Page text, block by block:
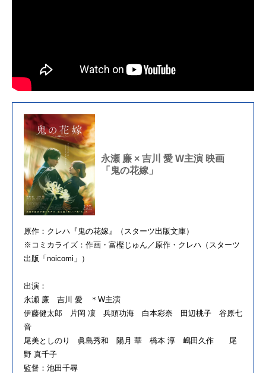
永瀬 廉 × 吉川 愛 W主演 映画
「鬼の花嫁」
原作：クレハ『鬼の花嫁』（スターツ出版文庫）
※コミカライズ：作画・富樫じゅん／原作・クレハ（スターツ
出版「 noicomi 」）
出演：
永瀬 廉 吉川 愛 ＊ W主演
伊藤健太郎 片岡 凜 兵頭功海 白本彩奈 田辺桃子 谷原七
音
尾美としのり 眞島秀和 陽月 華 橋本 淳 嶋田久作 尾
野 真千子
監督：池田千尋